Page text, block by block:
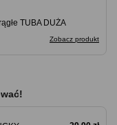
TUBA DUŻA
Zobacz produkt